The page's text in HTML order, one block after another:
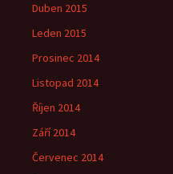
Duben 2015
Leden 2015
Prosinec 2014
Listopad 2014
Říjen 2014
Září 2014
Červenec 2014